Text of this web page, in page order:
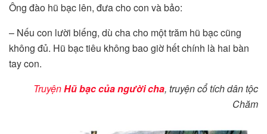
Ông đào hũ bạc lên, đưa cho con và bảo:
– Nếu con lười biếng, dù cha cho một trăm hũ bạc cũng
không đủ. Hũ bạc tiêu không bao giờ hết chính là hai bàn
tay con.
TruyệnHũ bạc của người cha, truyện cổ tích dân tộc
Chăm